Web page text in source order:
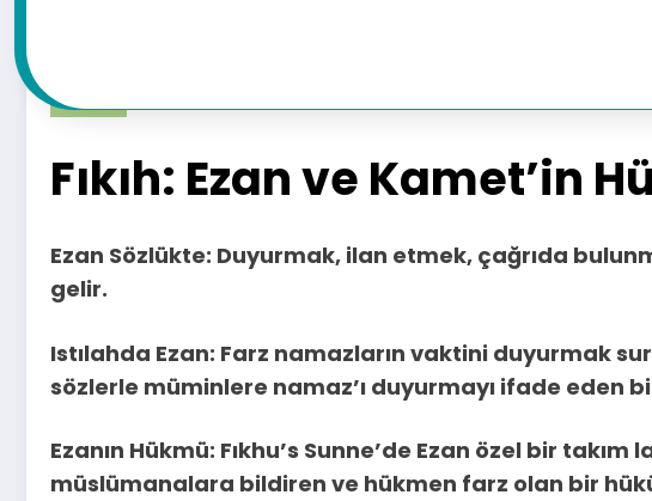
Fıkıh: Ezan ve Kamet’in
Ezan Sözlükte: Duyurmak, ilan etmek, çağrıda
gelir.
Istılahda Ezan: Farz namazların vaktini duyurmak
sözlerle müminlere namaz’ı duyurmayı ifade eden
Ezanın Hükmü: Fıkhu’s Sunne’de Ezan özel bir
müslümanalara bildiren ve hükmen farz olan bir